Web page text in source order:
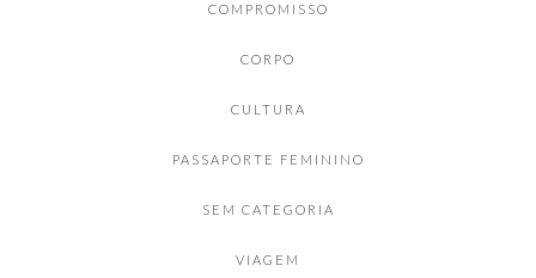
COMPROMISSO
CORPO
CULTURA
PASSAPORTE FEMININO
SEM CATEGORIA
VIAGEM